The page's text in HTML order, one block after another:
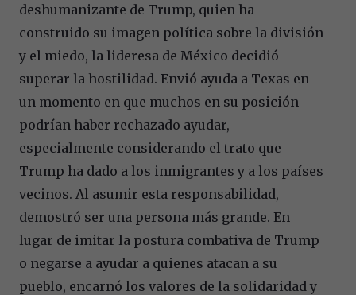
deshumanizante de Trump, quien ha
construido su imagen política sobre la división
y el miedo, la lideresa de México decidió
superar la hostilidad. Envió ayuda a Texas en
un momento en que muchos en su posición
podrían haber rechazado ayudar,
especialmente considerando el trato que
Trump ha dado a los inmigrantes y a los países
vecinos. Al asumir esta responsabilidad,
demostró ser una persona más grande. En
lugar de imitar la postura combativa de Trump
o negarse a ayudar a quienes atacan a su
pueblo, encarnó los valores de la solidaridad y